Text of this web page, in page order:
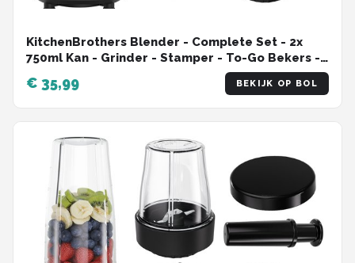
KitchenBrothers Blender - Complete Set - 2x
750ml Kan - Grinder - Stamper - To-Go Bekers -
€ 35,99 BEKIJK OP BOL